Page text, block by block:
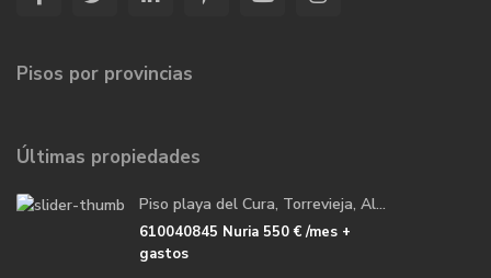
Pisos por provincias
Últimas propiedades
Piso playa del Cura, Torrevieja, Al...
610040845 Nuria 550 €/mes +
gastos